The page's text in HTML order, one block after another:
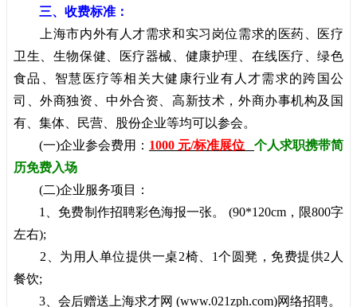
三、收费标准：
上海市内外有人才需求和实习岗位需求的医药、医疗
卫生、生物保健、医疗器械、健康护理、在线医疗、绿色
食品、智慧医疗等相关大健康行业有人才需求的跨国公
司、外商独资、中外合资、高新技术，外商办事机构及国
有、集体、民营、股份企业等均可以参会。
(一)企业参会费用： 1000 元/标准展位 个人求职携带简
历免费入场
(二)企业服务项目：
1、免费制作招聘彩色海报一张。 (90*120cm，限800字
左右);
2、为用人单位提供一桌2椅、1个圆凳，免费提供2人
餐饮;
3、会后赠送上海求才网 (www.021zph.com)网络招聘。